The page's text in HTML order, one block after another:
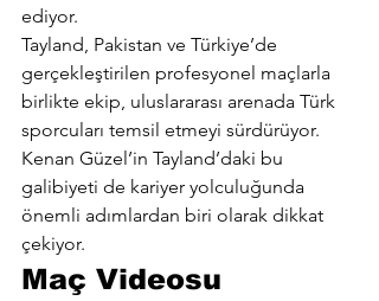
ediyor.
Tayland, Pakistan ve Türkiye’de
gerçekleştirilen profesyonel maçlarla
birlikte ekip, uluslararası arenada Türk
sporcuları temsil etmeyi sürdürüyor.
Kenan Güzel’in Tayland’daki bu
galibiyeti de kariyer yolculuğunda
önemli adımlardan biri olarak dikkat
çekiyor.
Maç Videosu